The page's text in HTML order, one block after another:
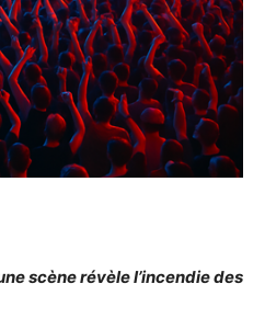
scène révèle l’incendie des